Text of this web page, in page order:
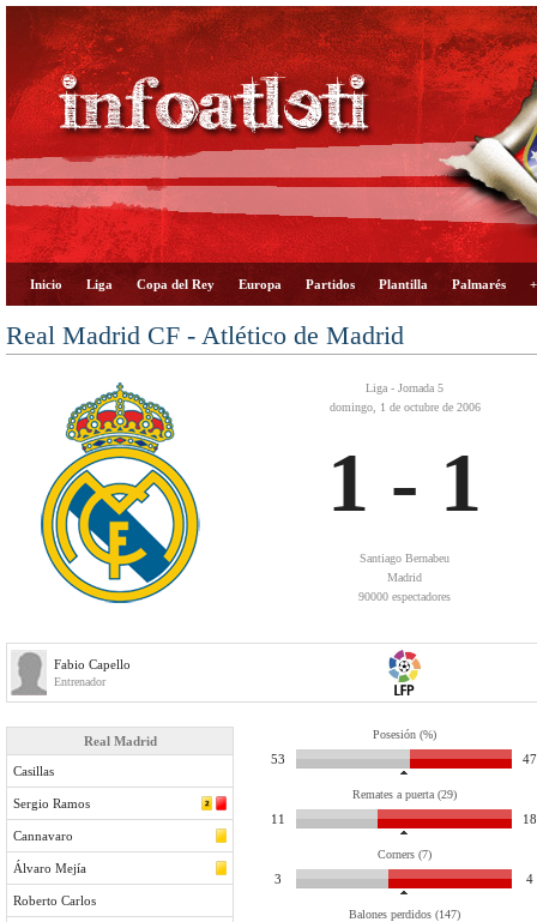
Inicio Liga Copa del Rey Europa Partidos Plantilla Palmarés
Real Madrid CF - Atlético de Madrid
Liga - Jornada 5
domingo, 1 de octubre de 2006
1 - 1
Santiago Bernabeu
Madrid
90000 espectadores
Fabio Capello
Entrenador
Real Madrid
Casillas
Sergio Ramos
Cannavaro
Álvaro Mejía
Roberto Carlos
Posesión (%)
53 47
Remates a puerta (29)
11 18
Corners (7)
3 4
Balones perdidos (147)